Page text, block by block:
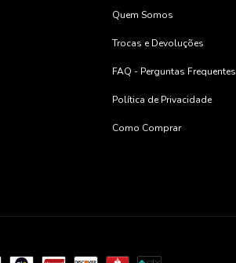
Quem Somos
Trocas e Devoluções
FAQ - Perguntas Frequentes
Política de Privacidade
Como Comprar